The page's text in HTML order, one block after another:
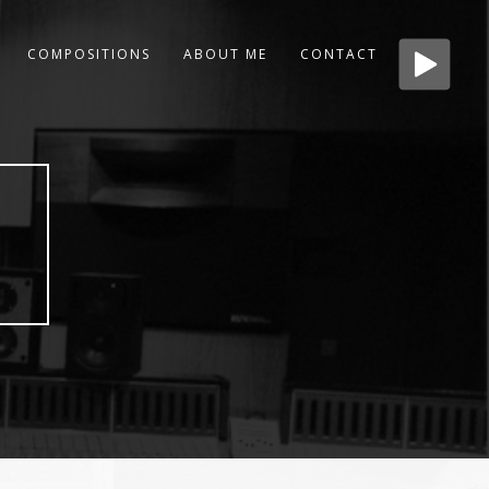
COMPOSITIONS ABOUT ME CONTACT